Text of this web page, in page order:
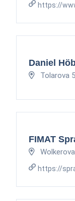
https://
Daniel
Tolarova
FIMAT
https://